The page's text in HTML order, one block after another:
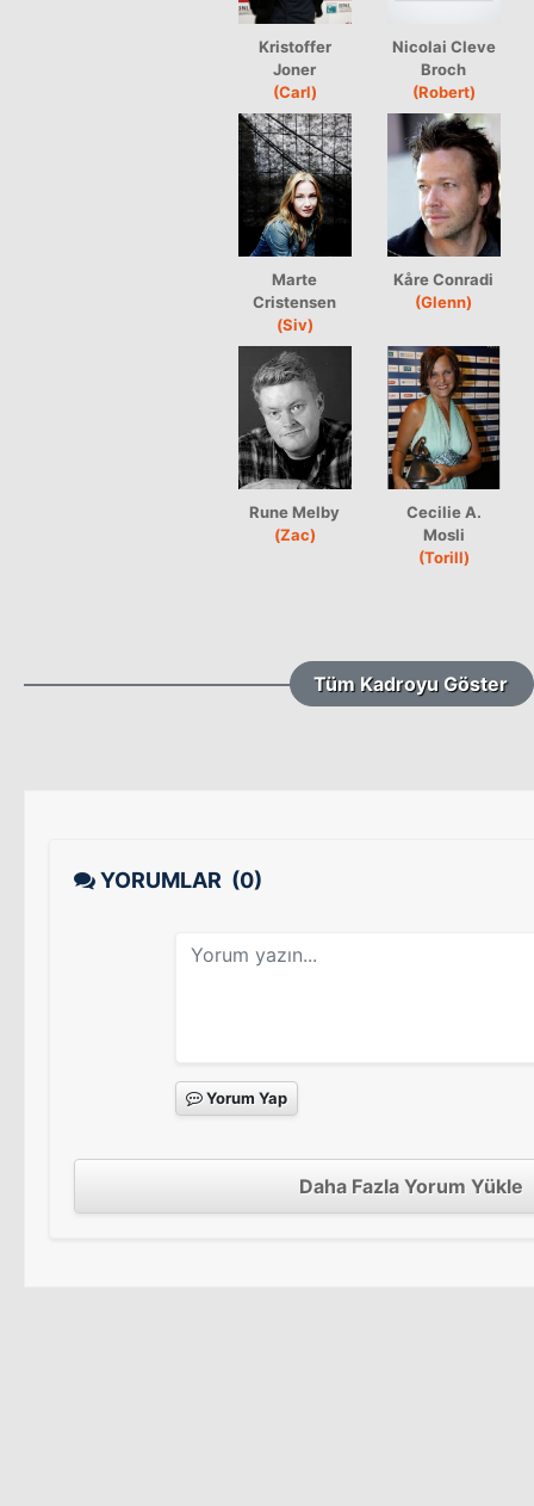
Kristoffer
Joner
(Carl)
Nicolai Cleve
Broch
(Robert)
Marte
Cristensen
(Siv)
Kåre Conradi
(Glenn)
Rune Melby
(Zac)
Cecilie A.
Mosli
(Torill)
Tüm Kadroyu Göster
YORUMLAR (0)
Yorum Yap
Daha Fazla Yorum Yükle